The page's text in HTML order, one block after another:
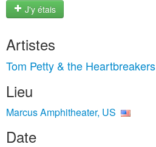
J'y étais
Artistes
Tom Petty & the Heartbreakers
Lieu
Marcus Amphitheater, US
Date